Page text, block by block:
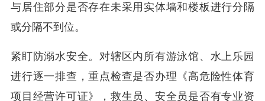
与居住部分是否存在未采用实体墙和楼板进行分隔
或分隔不到位。
紧盯防溺水安全。对辖区内所有游泳馆、水上乐园
进行逐一排查，重点检查是否办理《高危险性体育
项目经营许可证》，救生员、安全员是否有专业资